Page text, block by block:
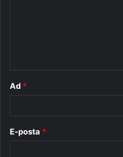
Ad *
E-posta *